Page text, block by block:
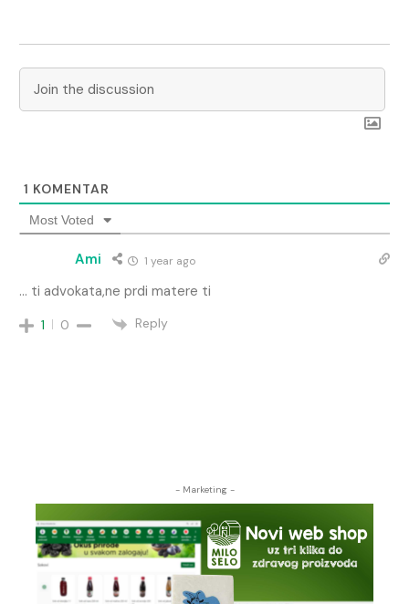
1 KOMENTAR
Most Voted
Ami 1 year ago
… ti advokata,ne prdi matere ti
1 0 Reply
- Marketing -